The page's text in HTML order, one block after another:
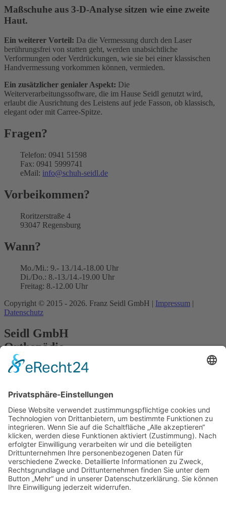
Maßschuhe aus 3-D-Analyse sitzen wie eine zweite
Haut.
Ein weiterer Vorteil: Da die Vermessung durch den Laser
berührungsfrei von statten geht, werden unabsichtliche
Verformungen oder Verdrückungen, wie sie bei einer klassischen
Handvermessung vorkommen können, vermieden.
Ein zusätzlicher genialer Aspekt: Die
Weiterverarbeitungssoftware, die im Hause Seidl genutzt wird,
erlaubt die Ausrichtung des Leistens auf jede Fasson, ob klassisch,
elegant oder mit Carree-Spitze.
Fragen?
Telefon: 0941 51598
Fax: 0941 5999741
eMail: info@schuh-seidl.de
Vorbeikommen?
Roritzerstraße 4
93047 Regensburg
Wann?
Mo./Mi.: 9.- 13./14.-18.00 Uhr
Di./Do.: 8.-13./14.-19.00 Uhr
Freitag: 8.-12.00 Uhr
Copyright © 2015 - 2026. Franz Seidl GmbH | Impressum |
Datenschutz
Seidl GmbH
Orthopädie-
Schuhtechnik
Di./Do.: 8.-13./14.-19.00 Uhr
Freitag: 8.-12.00 Uhr
Adresse
Roritzerstraße 4
93047 Regensburg
Bayern, Deutschland